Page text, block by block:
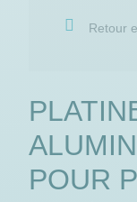
Retour
POUR